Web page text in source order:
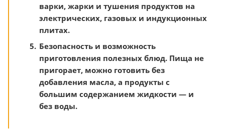
варки, жарки и тушения продуктов на
электрических, газовых и индукционных
плитах.
Безопасность и возможность
приготовления полезных блюд. Пища не
пригорает, можно готовить без
добавления масла, а продукты с
большим содержанием жидкости — и
без воды.